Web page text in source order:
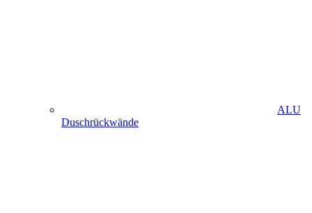
ALU
Duschrückwände